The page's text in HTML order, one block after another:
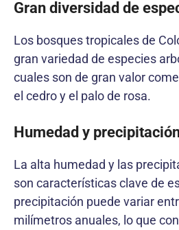
Gran diversidad de
Los bosques tropicales de
gran variedad de especies
cuales son de gran valor
el cedro y el palo de rosa.
Humedad y
La alta humedad y las
son características clave de
precipitación puede variar
milímetros anuales, lo que